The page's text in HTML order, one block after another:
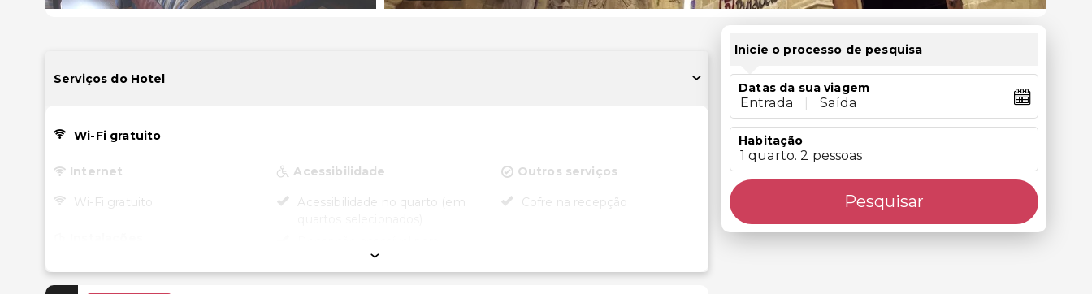
Serviços do Hotel
Wi-Fi gratuito
Internet
Wi-Fi gratuito
Salas de reunião
Acessibilidade
Acessibilidade no quarto (em
cadeira de rodas
Outros serviços
Cofre na recepção
Inicie o processo de pesquisa
Datas da sua viagem
Entrada Saída
Habitação
1 quarto. 2 pessoas
Pesquisar